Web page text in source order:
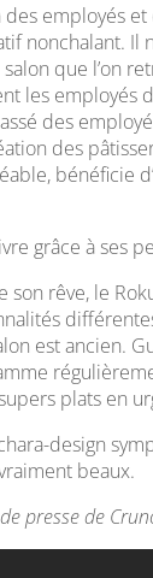
employés
nonchalant. Il
que l’on
les employés
des
des
bénéficie
grâce à ses
son rêve, le
est ancien.
plats en
design
beaux.
presse de